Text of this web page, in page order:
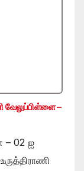
வேலுப்பிள்ளை –
– 02 ஐ